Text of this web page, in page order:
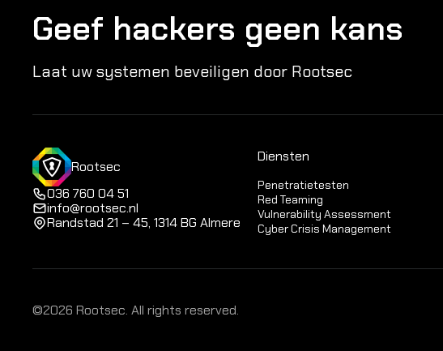
Geef hackers geen kans
Laat uw systemen beveiligen door Rootsec
Rootsec
036 760 04 51
info@rootsec.nl
Randstad 21 – 45, 1314 BG Almere
Diensten
Penetratietesten
Red Teaming
Vulnerability Assessment
Cyber Crisis Management
©2026 Rootsec. All rights reserved.